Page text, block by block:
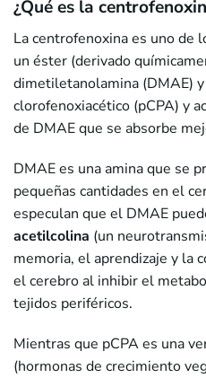
¿Qué es la
La centrofenoxina es uno de
un éster (derivado
dimetiletanolamina (DMAE)
clorofenoxiacético (pCPA) y
de DMAE que se absorbe
DMAE es una amina que se
pequeñas cantidades en el
especulan que el DMAE
acetilcolina (un
memoria, el aprendizaje y la
el cerebro al inhibir el
tejidos periféricos.
Mientras que pCPA es una
(hormonas de crecimiento